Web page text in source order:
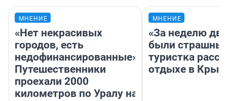
МНЕНИЕ
«Нет некрасивых
городов, есть
недофинансированные».
Путешественники
проехали 2000
километров по Уралу на
МНЕНИЕ
«За неделю
были
туристка
отдыхе в